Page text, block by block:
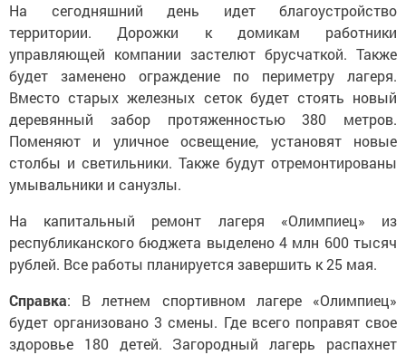
На сегодняшний день идет благоустройство
территории. Дорожки к домикам работники
управляющей компании застелют брусчаткой. Также
будет заменено ограждение по периметру лагеря.
Вместо старых железных сеток будет стоять новый
деревянный забор протяженностью 380 метров.
Поменяют и уличное освещение, установят новые
столбы и светильники. Также будут отремонтированы
умывальники и санузлы.
На капитальный ремонт лагеря «Олимпиец» из
республиканского бюджета выделено 4 млн 600 тысяч
рублей. Все работы планируется завершить к 25 мая.
Справка: В летнем спортивном лагере «Олимпиец»
будет организовано 3 смены. Где всего поправят свое
здоровье 180 детей. Загородный лагерь распахнет